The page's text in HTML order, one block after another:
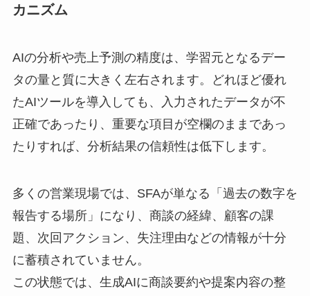
カニズム
AIの分析や売上予測の精度は、学習元となるデー
タの量と質に大きく左右されます。どれほど優れ
たAIツールを導入しても、入力されたデータが不
正確であったり、重要な項目が空欄のままであっ
たりすれば、分析結果の信頼性は低下します。
多くの営業現場では、SFAが単なる「過去の数字を
報告する場所」になり、商談の経緯、顧客の課
題、次回アクション、失注理由などの情報が十分
に蓄積されていません。
この状態では、生成AIに商談要約や提案内容の整